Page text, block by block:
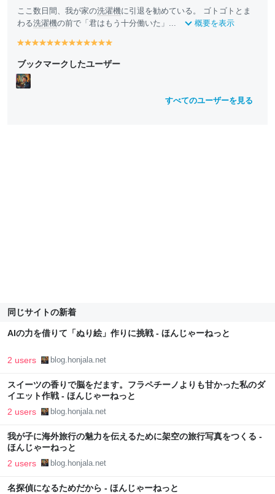
ここ数日間、我が家の洗濯機に引退を勧めている。 ゴトゴトとま
わる洗濯機の前で「君はもう十分働いた」... 概要を表示
y
ll
o
w
y
ll
o
w
y
ll
y
ll
y
ll
y
ll
y
ll
y
ll
y
ll
y
ll
y
ll
y
ll ll
ブックマークしたユーザー
すべてのユーザーを見る
同じサイトの新着
AIの力を借りて「ぬり絵」作りに挑戦 - ほんじゃーねっと
2 users blog.honjala.net
スイーツの香りで脳をだます。フラペチーノよりも甘かった私のダ
イエット作戦 - ほんじゃーねっと
2 users blog.honjala.net
我が子に海外旅行の魅力を伝えるために架空の旅行写真をつくる -
ほんじゃーねっと
2 users blog.honjala.net
名探偵になるためだから - ほんじゃーねっと